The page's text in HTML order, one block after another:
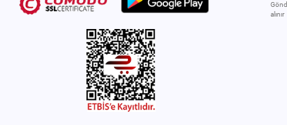
alınır